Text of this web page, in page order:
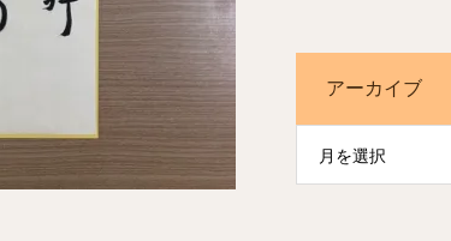
アーカイブ
月を選択